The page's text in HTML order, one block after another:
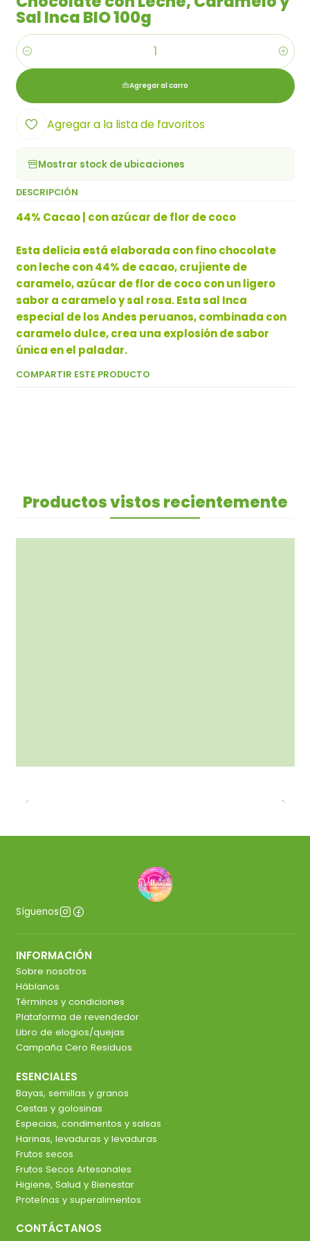
Sal Inca BIO 100g
Cantidad
Agregar al carro
Agregar a la lista de favoritos
Mostrar stock de ubicaciones
DESCRIPCIÓN
44% Cacao | con azúcar de flor de coco
Esta delicia está elaborada con fino chocolate
con leche con 44% de cacao, crujiente de
caramelo, azúcar de flor de coco con un ligero
sabor a caramelo y sal rosa. Esta sal Inca
especial de los Andes peruanos, combinada con
caramelo dulce, crea una explosión de sabor
única en el paladar.
COMPARTIR ESTE PRODUCTO
Productos vistos recientemente
Síguenos
INFORMACIÓN
Sobre nosotros
Háblanos
Términos y condiciones
Plataforma de revendedor
Libro de elogios/quejas
Campaña Cero Residuos
ESENCIALES
Bayas, semillas y granos
Cestas y golosinas
Especias, condimentos y salsas
Harinas, levaduras y levaduras
Frutos secos
Frutos Secos Artesanales
Higiene, Salud y Bienestar
Proteínas y superalimentos
CONTÁCTANOS